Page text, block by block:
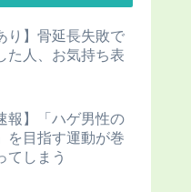
り】骨延長失敗で
た人、お気持ち表
報】「ハゲ男性の
を目指す運動が巻
てしまう